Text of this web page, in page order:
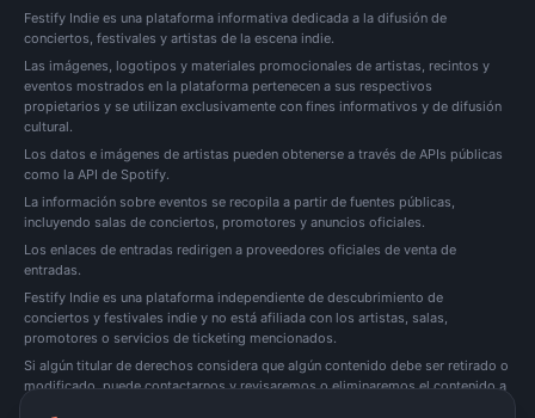
Festify Indie es una plataforma informativa dedicada a la difusión de
conciertos, festivales y artistas de la escena indie.
Las imágenes, logotipos y materiales promocionales de artistas, recintos y
eventos mostrados en la plataforma pertenecen a sus respectivos
propietarios y se utilizan exclusivamente con fines informativos y de difusión
cultural.
Los datos e imágenes de artistas pueden obtenerse a través de APIs públicas
como la API de Spotify.
La información sobre eventos se recopila a partir de fuentes públicas,
incluyendo salas de conciertos, promotores y anuncios oficiales.
Los enlaces de entradas redirigen a proveedores oficiales de venta de
entradas.
Festify Indie es una plataforma independiente de descubrimiento de
conciertos y festivales indie y no está afiliada con los artistas, salas,
promotores o servicios de ticketing mencionados.
Si algún titular de derechos considera que algún contenido debe ser retirado o
modificado, puede contactarnos y revisaremos o eliminaremos el contenido a